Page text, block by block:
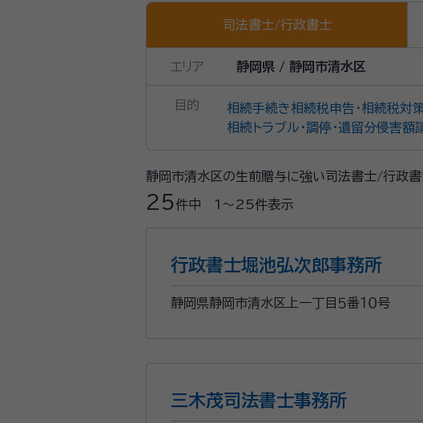
司法書士/行政書士
エリア 静岡県 / 静岡市清水区
目的 相続手続き相続税申告・相続税対
相続トラブル・調停・遺留分侵害額
静岡市清水区の生前贈与に強い司法書士/行政
25 件中 1〜25件表示
行政書士堀池弘次郎事務所
静岡県静岡市清水区上一丁目５番１０号
三木茂司法書士事務所